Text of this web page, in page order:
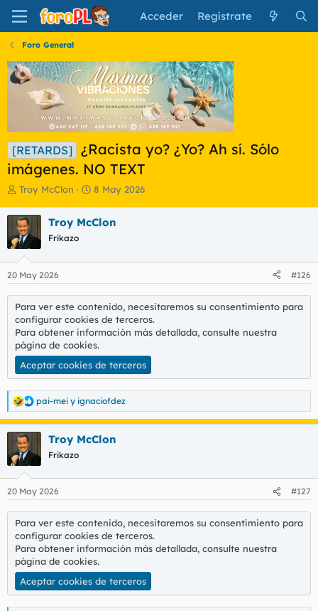
Acceder Regístrate
Foro General
[RETARDS]
¿Racista yo? ¿Yo? Ah sí. Sólo
imágenes. NO TEXT
I
i
c
i
a
d
o
d
e
l
t
e
m
a
Troy McClon
F
h
e
i
c
i
o
8 May 2026
Troy McClon
Frikazo
20 May 2026 #126
Para ver este contenido, necesitaremos su consentimiento para
configurar cookies de terceros.
Para obtener información más detallada, consulte nuestra
página de cookies.
Aceptar cookies de terceros
R
e
a
c
i
e
pai-mei y ignaciofdez
Troy McClon
Frikazo
20 May 2026 #127
Para ver este contenido, necesitaremos su consentimiento para
configurar cookies de terceros.
Para obtener información más detallada, consulte nuestra
página de cookies.
Aceptar cookies de terceros